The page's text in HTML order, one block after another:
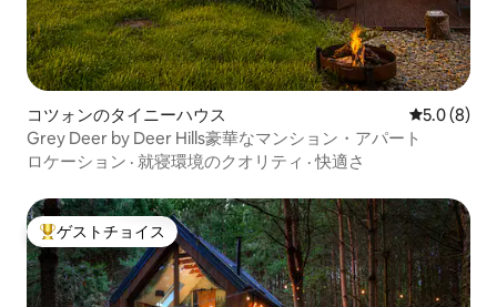
コツォンのタイニーハウス レビュー8
5.0 (8)
Grey Deer by Deer Hills豪華なマンション・アパート
ロケーション · 就寝環境のクオリティ ·快適さ
大好評のゲストチョイスです。
ゲストチョイス